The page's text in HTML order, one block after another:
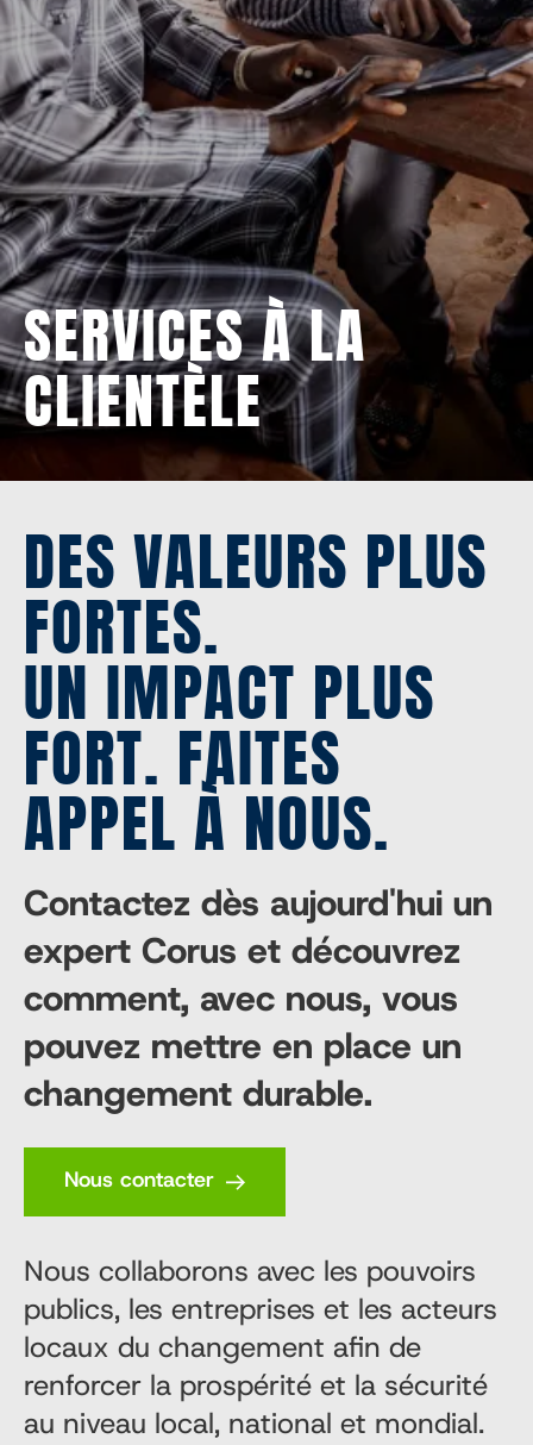
SERVICES À LA
CLIENTÈLE
DES VALEURS PLUS
FORTES.
UN IMPACT PLUS
FORT. FAITES
APPEL À NOUS.
Contactez dès aujourd'hui un
expert Corus et découvrez
comment, avec nous, vous
pouvez mettre en place un
changement durable.
Nous contacter
Nous collaborons avec les pouvoirs
publics, les entreprises et les acteurs
locaux du changement afin de
renforcer la prospérité et la sécurité
au niveau local, national et mondial.